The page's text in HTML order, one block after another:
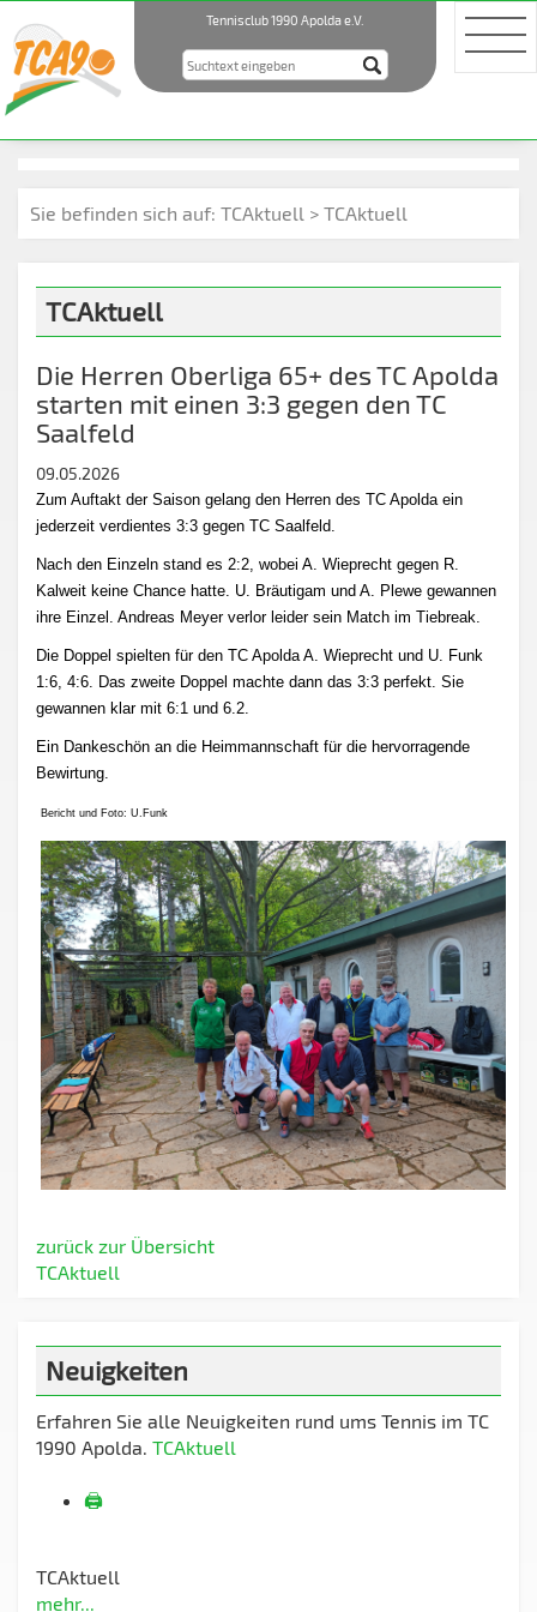
Tennisclub 1990 Apolda e.V.
Sie befinden sich auf: TCAktuell > TCAktuell
TCAktuell
Die Herren Oberliga 65+ des TC Apolda
starten mit einen 3:3 gegen den TC
Saalfeld
09.05.2026
Zum Auftakt der Saison gelang den Herren des TC Apolda ein
jederzeit verdientes 3:3 gegen TC Saalfeld.
Nach den Einzeln stand es 2:2, wobei A. Wieprecht gegen R.
Kalweit keine Chance hatte. U. Bräutigam und A. Plewe gewannen
ihre Einzel. Andreas Meyer verlor leider sein Match im Tiebreak.
Die Doppel spielten für den TC Apolda A. Wieprecht und U. Funk
1:6, 4:6. Das zweite Doppel machte dann das 3:3 perfekt. Sie
gewannen klar mit 6:1 und 6.2.
Ein Dankeschön an die Heimmannschaft für die hervorragende
Bewirtung.
Bericht und Foto: U.Funk
zurück zur Übersicht
TCAktuell
Neuigkeiten
Erfahren Sie alle Neuigkeiten rund ums Tennis im TC
1990 Apolda. TCAktuell
🖨️
TCAktuell
mehr...